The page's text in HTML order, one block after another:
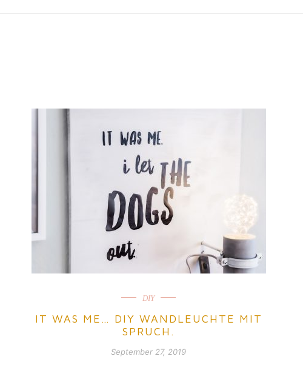
DIY
IT WAS ME… DIY WANDLEUCHTE MIT
SPRUCH.
September 27, 2019